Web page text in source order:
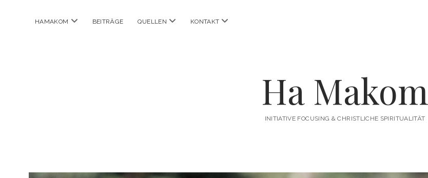
HAMAKOM Menü
BEITRÄGE QUELLEN Menü
KONTAKT Menü
Ha Makom
INITIATIVE FOCUSING & CHRISTLICHE SPIRITUALITÄT